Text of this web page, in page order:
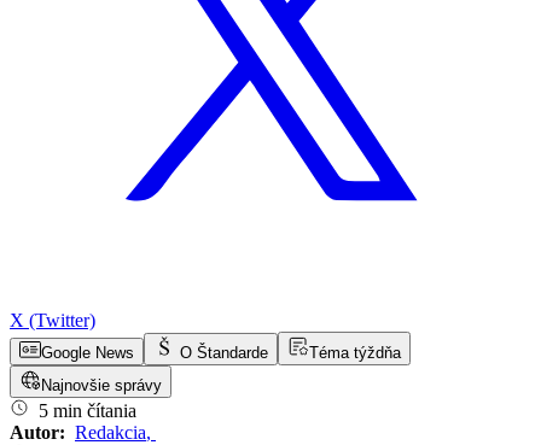
X (Twitter)
Google News O Štandarde
Téma týždňa
Najnovšie správy
5 min čítania
Autor: Redakcia,